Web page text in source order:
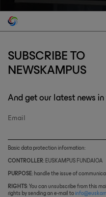
SUBSCRIBE TO
NEWSKAMPUS
And get our latest news in
Email
Basic data protection information:
CONTROLLER: EUSKAMPUS FUNDAIOA
PURPOSE: handle the issue of
RIGHTS: You can unsubscribe from this
rights by sending an e-mail to